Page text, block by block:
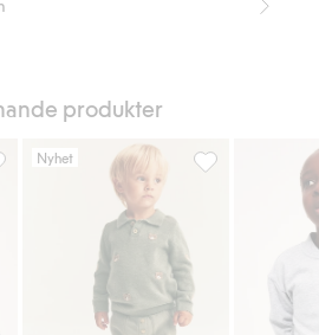
produkter
tröja med axelknappar, Lägg till i
Nyhet
Stickad tröja